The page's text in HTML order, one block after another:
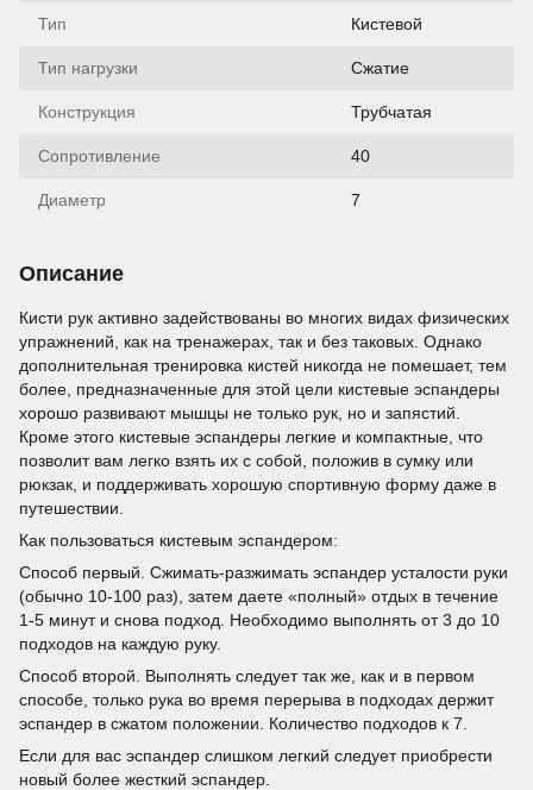
Тип Кистевой
Тип нагрузки Сжатие
Конструкция Трубчатая
Сопротивление 40
Диаметр 7
Описание
Кисти рук активно задействованы во многих видах физических
упражнений, как на тренажерах, так и без таковых. Однако
дополнительная тренировка кистей никогда не помешает, тем
более, предназначенные для этой цели кистевые эспандеры
хорошо развивают мышцы не только рук, но и запястий.
Кроме этого кистевые эспандеры легкие и компактные, что
позволит вам легко взять их с собой, положив в сумку или
рюкзак, и поддерживать хорошую спортивную форму даже в
путешествии.
Как пользоваться кистевым эспандером:
Способ первый. Сжимать-разжимать эспандер усталости руки
(обычно 10-100 раз), затем даете «полный» отдых в течение
1-5 минут и снова подход. Необходимо выполнять от 3 до 10
подходов на каждую руку.
Способ второй. Выполнять следует так же, как и в первом
способе, только рука во время перерыва в подходах держит
эспандер в сжатом положении. Количество подходов к 7.
Если для вас эспандер слишком легкий следует приобрести
новый более жесткий эспандер.